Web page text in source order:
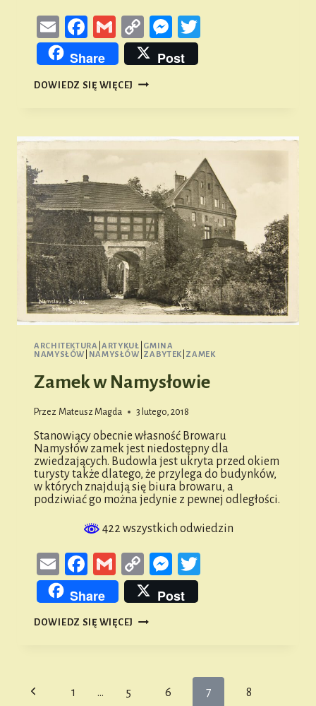
EmailFacebook
GmailCopy
Link
Messenger
Share Post
DOWIEDZ SIĘ WIĘCEJ SPOTKANIE
(ZAPOWIEDŹ)
ARCHITEKTURA |ARTYKUŁ GMINA
NAMYSŁÓW
NAMYSŁÓW ZABYTEK ZAMEK
Zamek w Namysłowie
Przez Mateusz Magda 3 lutego, 2018
Stanowiący obecnie własność Browaru
Namysłów zamek jest niedostępny dla
zwiedzających. Budowla jest ukryta przed okiem
turysty także dlatego, że przylega do budynków,
w których znajdują się biura browaru, a
podziwiać go można jedynie z pewnej odległości.
422 wszystkich odwiedzin
EmailFacebook
GmailCopy
Link
Messenger
Share Post
DOWIEDZ SIĘ WIĘCEJ ZAMEK
Nawigacja
Poprzednia
1 … 5 6 7 8